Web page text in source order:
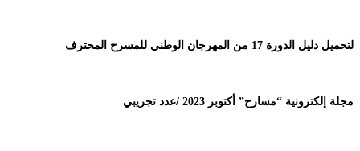
لتحميل دليل الدورة 17 من المهرجان الوطني للمسرح المحترف
مجلة إلكترونية “مسارح” أكتوبر 2023 /عدد تجريبي